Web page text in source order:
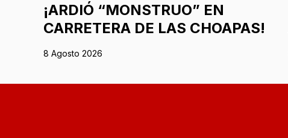
¡ARDIÓ “MONSTRUO” EN
CARRETERA DE LAS CHOAPAS!
8 Agosto 2026